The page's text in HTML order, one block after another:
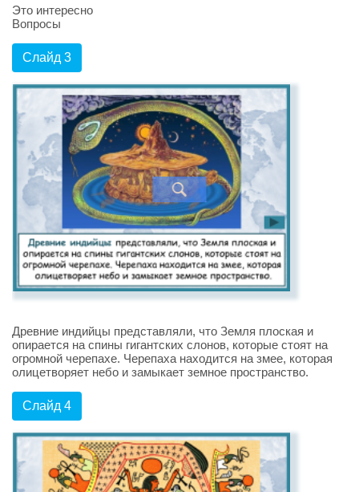
Это интересно
Вопросы
Слайд 3
Древние индийцы представляли, что Земля плоская и
опирается на спины гигантских слонов, которые стоят на
огромной черепахе. Черепаха находится на змее, которая
олицетворяет небо и замыкает земное пространство.
Слайд 4